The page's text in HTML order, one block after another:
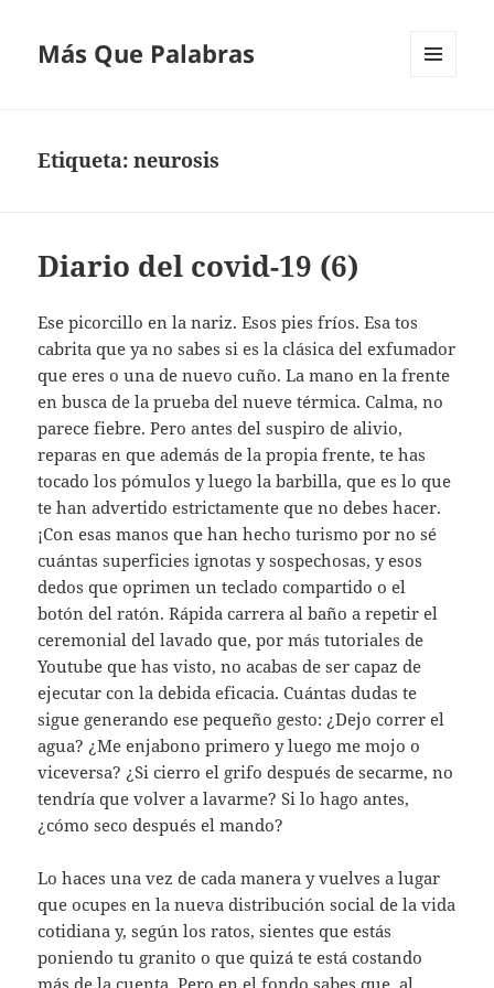
Más Que Palabras
Etiqueta:neurosis
Diario del covid-19 (6)
Ese picorcillo en la nariz. Esos pies fríos. Esa tos
cabrita que ya no sabes si es la clásica del exfumador
que eres o una de nuevo cuño. La mano en la frente
en busca de la prueba del nueve térmica. Calma, no
parece fiebre. Pero antes del suspiro de alivio,
reparas en que además de la propia frente, te has
tocado los pómulos y luego la barbilla, que es lo que
te han advertido estrictamente que no debes hacer.
¡Con esas manos que han hecho turismo por no sé
cuántas superficies ignotas y sospechosas, y esos
dedos que oprimen un teclado compartido o el
botón del ratón. Rápida carrera al baño a repetir el
ceremonial del lavado que, por más tutoriales de
Youtube que has visto, no acabas de ser capaz de
ejecutar con la debida eficacia. Cuántas dudas te
sigue generando ese pequeño gesto: ¿Dejo correr el
agua? ¿Me enjabono primero y luego me mojo o
viceversa? ¿Si cierro el grifo después de secarme, no
tendría que volver a lavarme? Si lo hago antes,
¿cómo seco después el mando?
Lo haces una vez de cada manera y vuelves a lugar
que ocupes en la nueva distribución social de la vida
cotidiana y, según los ratos, sientes que estás
poniendo tu granito o que quizá te está costando